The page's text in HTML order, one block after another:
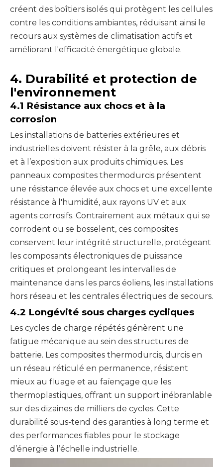
créent des boîtiers isolés qui protègent les cellules
contre les conditions ambiantes, réduisant ainsi le
recours aux systèmes de climatisation actifs et
améliorant l'efficacité énergétique globale.
4. Durabilité et protection de
l'environnement
4.1 Résistance aux chocs et à la
corrosion
Les installations de batteries extérieures et
industrielles doivent résister à la grêle, aux débris
et à l’exposition aux produits chimiques. Les
panneaux composites thermodurcis présentent
une résistance élevée aux chocs et une excellente
résistance à l'humidité, aux rayons UV et aux
agents corrosifs. Contrairement aux métaux qui se
corrodent ou se bosselent, ces composites
conservent leur intégrité structurelle, protégeant
les composants électroniques de puissance
critiques et prolongeant les intervalles de
maintenance dans les parcs éoliens, les installations
hors réseau et les centrales électriques de secours.
4.2 Longévité sous charges cycliques
Les cycles de charge répétés génèrent une
fatigue mécanique au sein des structures de
batterie. Les composites thermodurcis, durcis en
un réseau réticulé en permanence, résistent
mieux au fluage et au faïençage que les
thermoplastiques, offrant un support inébranlable
sur des dizaines de milliers de cycles. Cette
durabilité sous-tend des garanties à long terme et
des performances fiables pour le stockage
d’énergie à l’échelle industrielle.